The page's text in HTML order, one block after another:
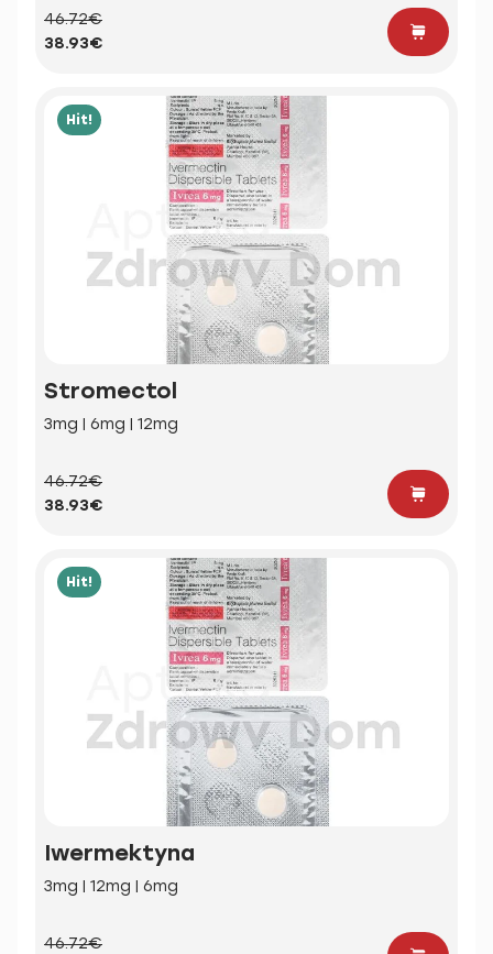
46.72€
38.93€
Hit!
Stromectol
3mg | 6mg | 12mg
46.72€
38.93€
Hit!
Iwermektyna
3mg | 12mg | 6mg
46.72€